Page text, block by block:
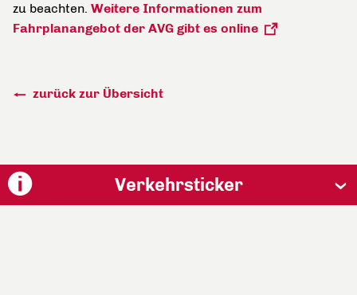
zu beachten. Weitere Informationen zum
Fahrplanangebot der AVG gibt es online
zurück zur Übersicht
Verkehrsticker